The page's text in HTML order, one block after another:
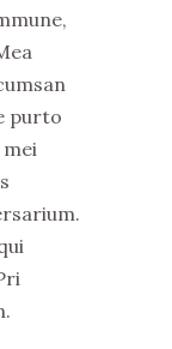
purto